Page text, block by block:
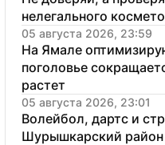
нелегального
05 августа 2026, 23:59
На Ямале
поголовье
растет
05 августа 2026, 23:01
Волейбол, дартс и
Шурышкарский район